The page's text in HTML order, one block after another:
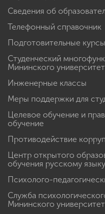
Сведения об
Телефонный справочник
Подготовительные
Студенческий
Мининского
Инженерные классы
Меры поддержки для
Целевое обучение и
обучение
Противодействие
Центр открытого
обучения русскому
Психолого-
Служба
Мининского